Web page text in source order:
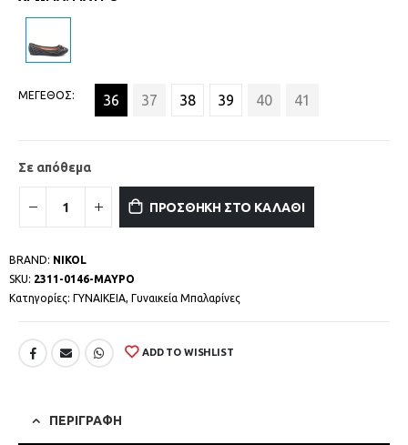
ΜΕΓΕΘΟΣ 36 37 38 39 40 41
Σε απόθεμα
ΠΡΟΣΘΗΚΗ ΣΤΟ ΚΑΛΑΘΙ
BRAND: NIKOL
SKU: 2311-0146-ΜΑΥΡΟ
Κατηγορίες: ΓΥΝΑΙΚΕΙΑ, Γυναικεία Μπαλαρίνες
ADD TO WISHLIST
ΠΕΡΙΓΡΑΦΗ